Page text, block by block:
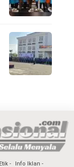
Info Iklan